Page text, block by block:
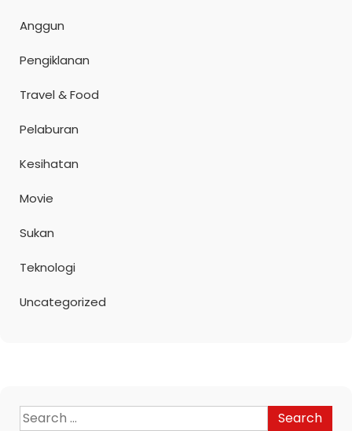
Anggun
Pengiklanan
Travel & Food
Pelaburan
Kesihatan
Movie
Sukan
Teknologi
Uncategorized